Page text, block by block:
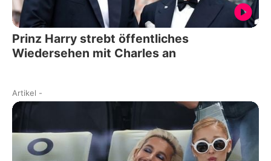
Prinz Harry strebt öffentliches
Wiedersehen mit Charles an
Artikel -